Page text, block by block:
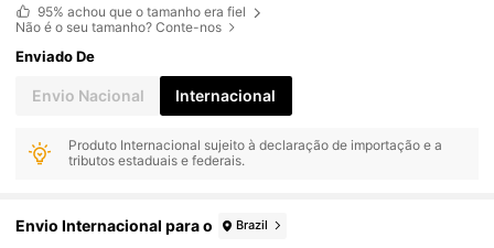
95% achou que o tamanho era fiel
Não é o seu tamanho? Conte-nos
Enviado De
Envio Nacional Internacional
Produto Internacional sujeito à declaração de importação e a
tributos estaduais e federais.
Envio Internacional para o Brazil